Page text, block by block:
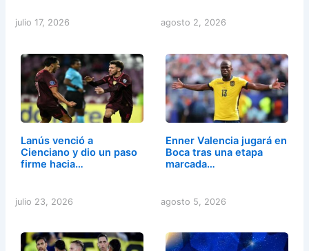
julio 17, 2026 agosto 2, 2026
Lanús venció a
Cienciano y dio un paso
firme hacia…
julio 23, 2026
Enner Valencia jugará en
Boca tras una etapa
marcada…
agosto 5, 2026